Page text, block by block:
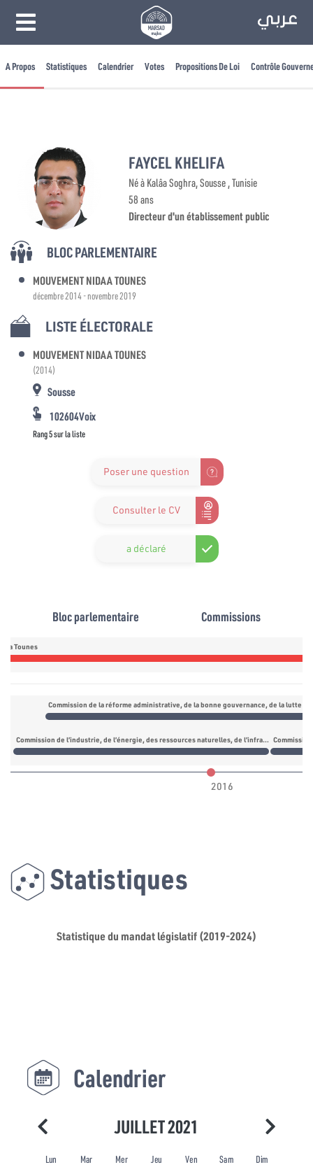
A Propos Statistiques Calendrier Votes Propositions De Loi Contrôle
FAYCEL KHELIFA
Né à Kalâa Soghra, Sousse , Tunisie
58 ans
Directeur d'un établissement public
BLOC PARLEMENTAIRE
MOUVEMENT NIDAA TOUNES
décembre 2014 - novembre 2019
LISTE ÉLECTORALE
MOUVEMENT NIDAA TOUNES
(2014)
Sousse
102604Voix
Rang 5 sur la liste
Poser une question
Consulter le CV
a déclaré
Bloc parlementaire Commissions
Tounes
Commission de la réforme administrative, de la bonne gouvernance, de la lutte
Commission de l’industrie, de l’énergie, des ressources naturelles, de l’infrastructure et de l’environnement
2016
Statistiques
Statistique du mandat législatif (2019-2024)
Calendrier
JUILLET 2021
Lun Mar Mer Jeu Ven Sam Dim